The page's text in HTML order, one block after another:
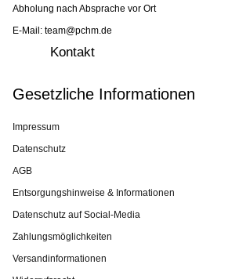
Abholung nach Absprache vor Ort
E-Mail: team@pchm.de
Kontakt
Gesetzliche Informationen
Impressum
Datenschutz
AGB
Entsorgungshinweise & Informationen
Datenschutz auf Social-Media
Zahlungsmöglichkeiten
Versandinformationen